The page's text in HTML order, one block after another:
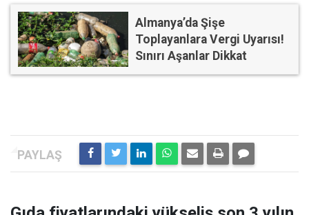
Almanya’da Şişe
Toplayanlara Vergi Uyarısı!
Sınırı Aşanlar Dikkat